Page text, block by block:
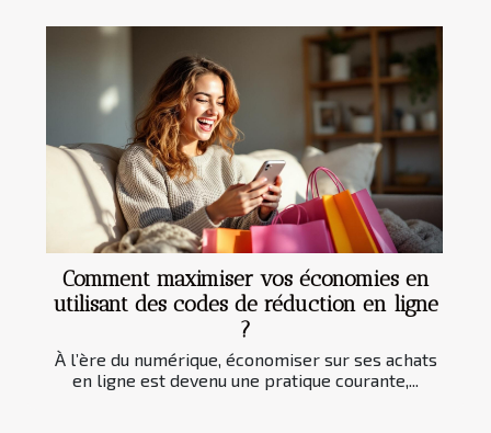
Comment maximiser vos économies en
utilisant des codes de réduction en ligne
?
À l’ère du numérique, économiser sur ses achats
en ligne est devenu une pratique courante,...